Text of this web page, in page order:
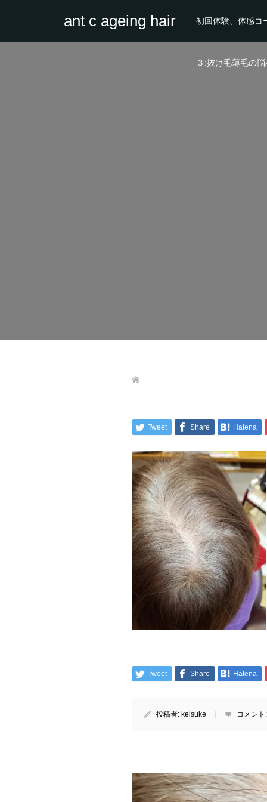
ant c ageing hair 初回体験、体感コ
３:抜け毛薄毛の
Tweet Share Hatena
Tweet Share Hatena
投稿者: keisuke コメン